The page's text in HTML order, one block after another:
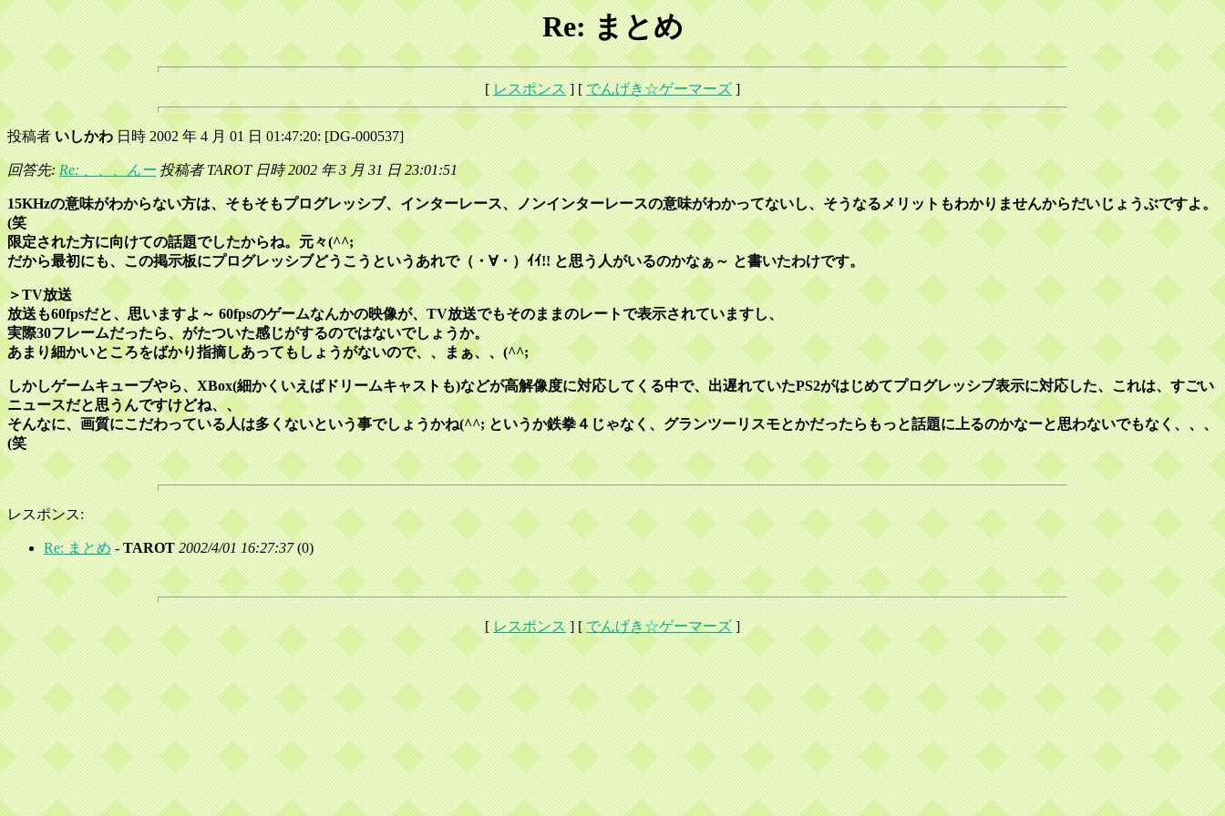
Re: まとめ
[レスポンス] [でんげき☆ゲーマーズ]
投稿者いしかわ日時 2002 年 4 月 01 日 01:47:20: [DG-000537]
回答先:Re: 、、、んー投稿者 TAROT 日時 2002 年 3 月 31 日 23:01:51
15KHzの意味がわからない方は、そもそもプログレッシブ、インターレース、ノンインターレースの意味がわかってないし、そうなるメリットもわかりませんからだいじょうぶですよ。
(笑
限定された方に向けての話題でしたからね。元々(^^;
だから最初にも、この掲示板にプログレッシブどうこうというあれで（・∀・）ｲｲ!! と思う人がいるのかなぁ～ と書いたわけです。
＞TV放送
放送も60fpsだと、思いますよ～ 60fpsのゲームなんかの映像が、TV放送でもそのままのレートで表示されていますし、
実際30フレームだったら、がたついた感じがするのではないでしょうか。
あまり細かいところをばかり指摘しあってもしょうがないので、、まぁ、、(^^;
しかしゲームキューブやら、XBox(細かくいえばドリームキャストも)などが高解像度に対応してくる中で、出遅れていたPS2がはじめてプログレッシブ表示に対応した、これは、すごい
ニュースだと思うんですけどね、、
そんなに、画質にこだわっている人は多くないという事でしょうかね(^^; というか鉄拳４じゃなく、グランツーリスモとかだったらもっと話題に上るのかなーと思わないでもなく、、、
(笑
レスポンス:
Re: まとめ-TAROT 2002/4/01 16:27:37(0)
[レスポンス] [でんげき☆ゲーマーズ]